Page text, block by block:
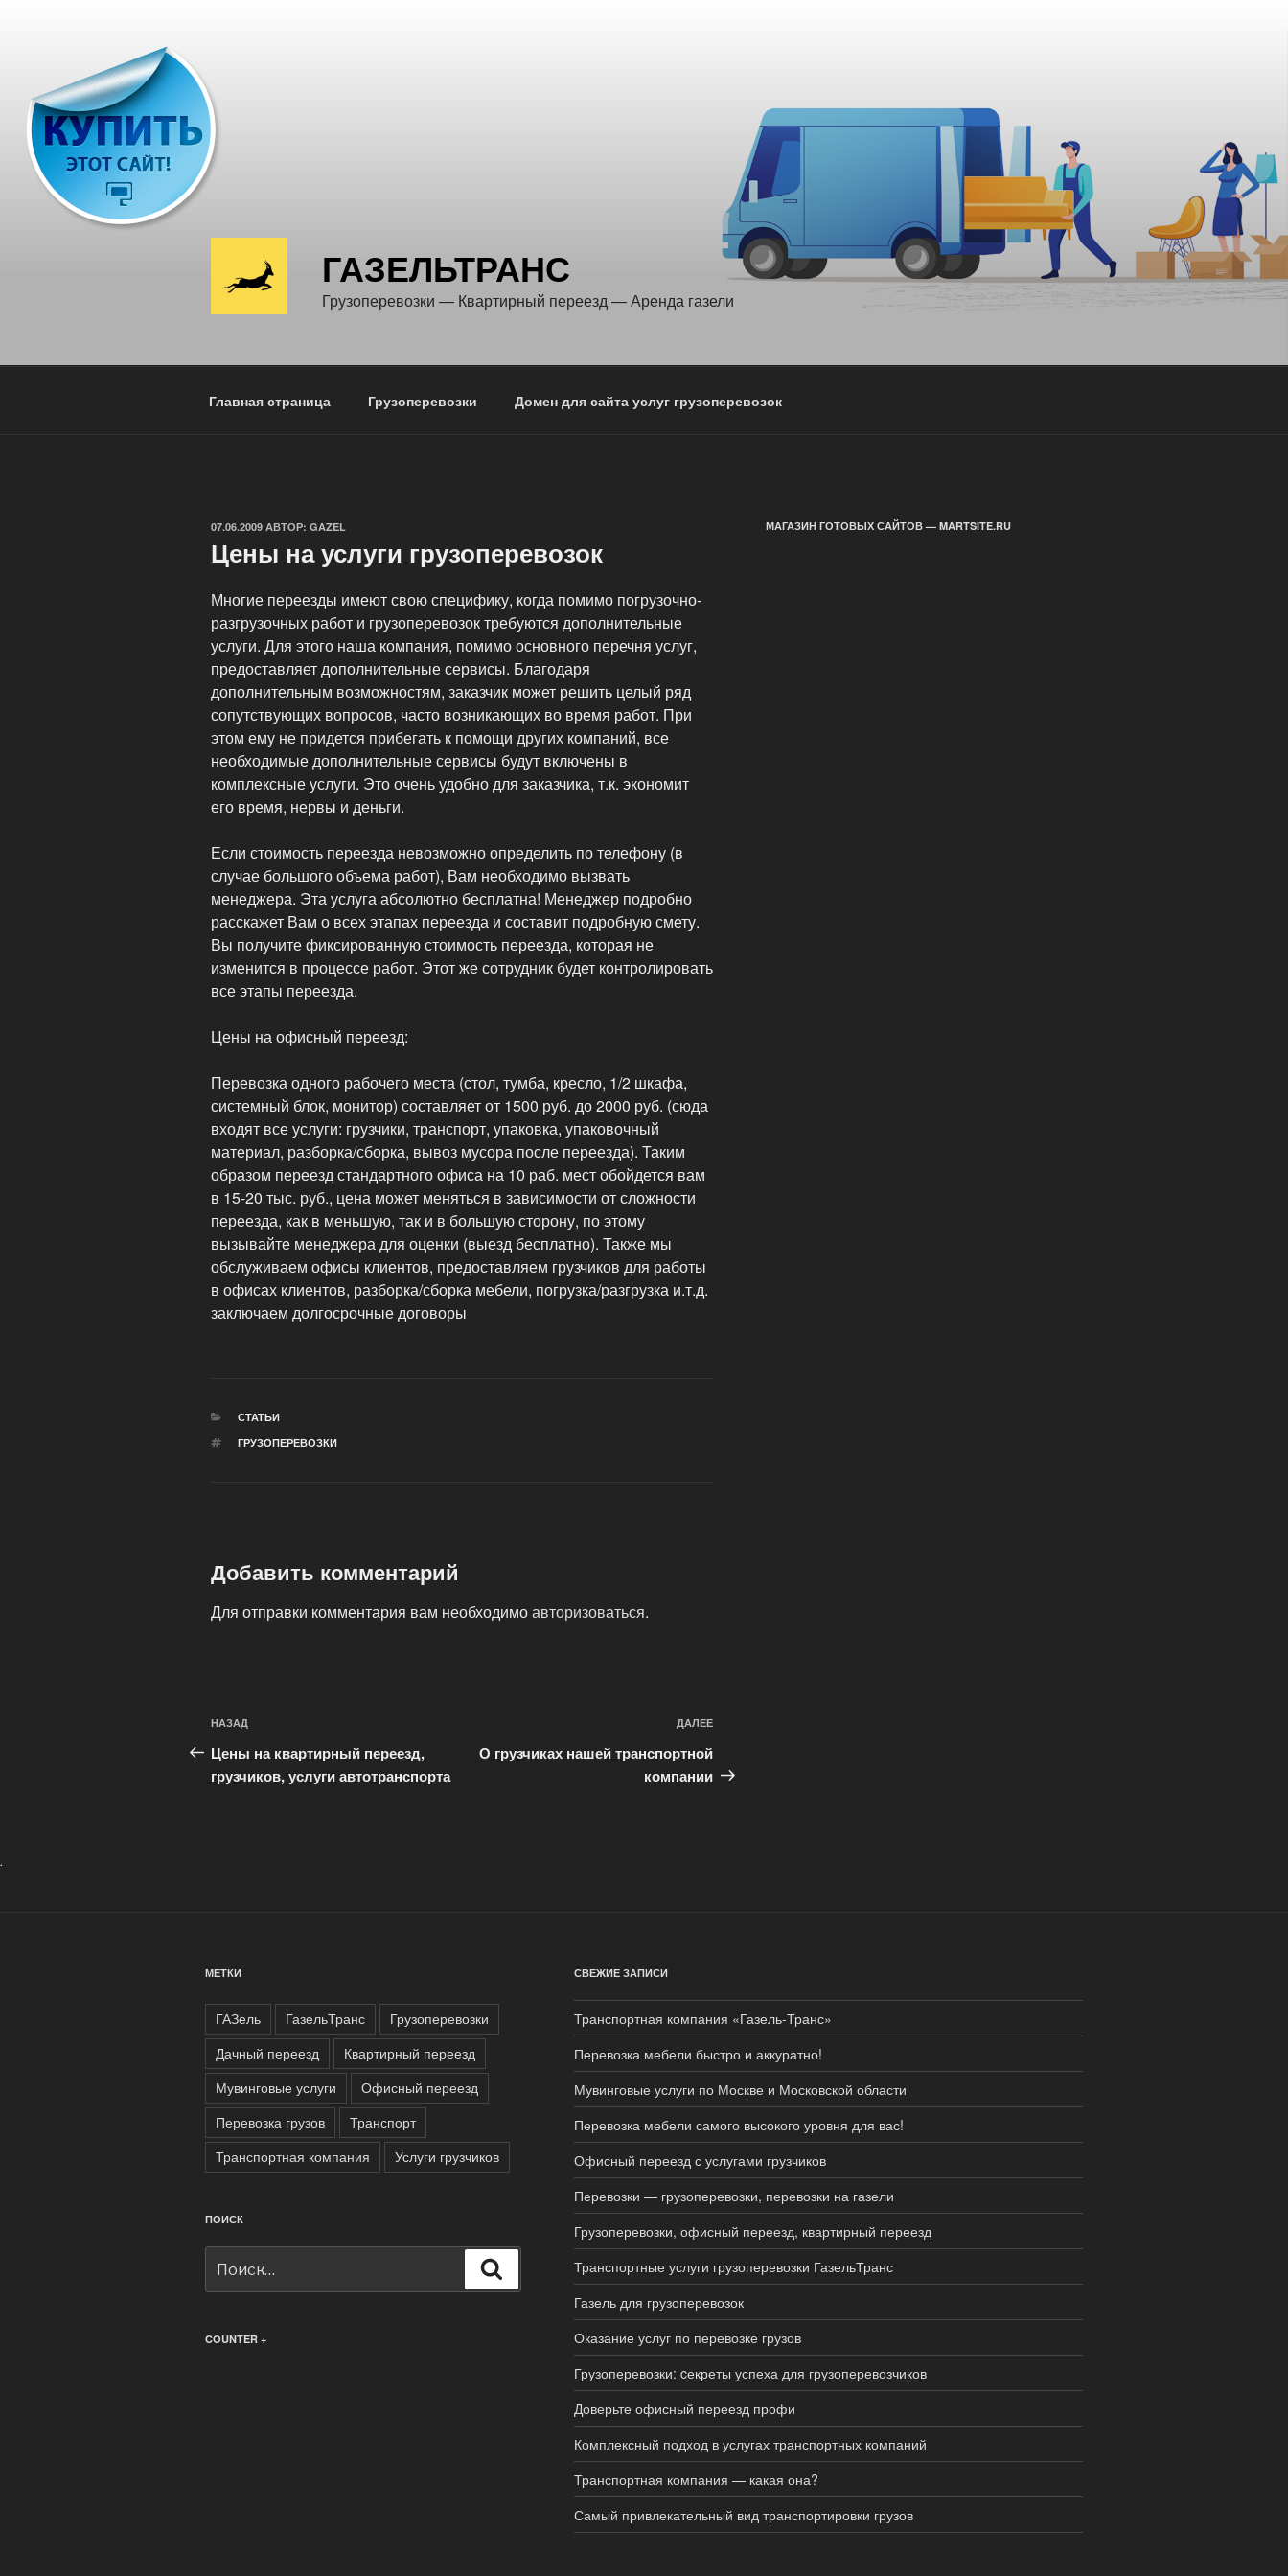
ГАЗЕЛЬТРАНС
Грузоперевозки — Квартирный переезд — Аренда газели
Главная страница Грузоперевозки Домен для сайта услуг грузоперевозок
ОПУБЛИКОВАНО
07.06.2009 АВТОР: GAZEL
Цены на услуги грузоперевозок
Многие переезды имеют свою специфику, когда помимо погрузочно-
разгрузочных работ и грузоперевозок требуются дополнительные
услуги. Для этого наша компания, помимо основного перечня услуг,
предоставляет дополнительные сервисы. Благодаря
дополнительным возможностям, заказчик может решить целый ряд
сопутствующих вопросов, часто возникающих во время работ. При
этом ему не придется прибегать к помощи других компаний, все
необходимые дополнительные сервисы будут включены в
комплексные услуги. Это очень удобно для заказчика, т.к. экономит
его время, нервы и деньги.
Если стоимость переезда невозможно определить по телефону (в
случае большого объема работ), Вам необходимо вызвать
менеджера. Эта услуга абсолютно бесплатна! Менеджер подробно
расскажет Вам о всех этапах переезда и составит подробную смету.
Вы получите фиксированную стоимость переезда, которая не
изменится в процессе работ. Этот же сотрудник будет контролировать
все этапы переезда.
Цены на офисный переезд:
Перевозка одного рабочего места (стол, тумба, кресло, 1/2 шкафа,
системный блок, монитор) составляет от 1500 руб. до 2000 руб. (сюда
входят все услуги: грузчики, транспорт, упаковка, упаковочный
материал, разборка/сборка, вывоз мусора после переезда). Таким
образом переезд стандартного офиса на 10 раб. мест обойдется вам
в 15-20 тыс. руб., цена может меняться в зависимости от сложности
переезда, как в меньшую, так и в большую сторону, по этому
вызывайте менеджера для оценки (выезд бесплатно). Также мы
обслуживаем офисы клиентов, предоставляем грузчиков для работы
в офисах клиентов, разборка/сборка мебели, погрузка/разгрузка и.т.д.
заключаем долгосрочные договоры
РУБРИКИ
СТАТЬИ
МЕТКИ
ГРУЗОПЕРЕВОЗКИ
Добавить комментарий
Для отправки комментария вам необходимоавторизоваться.
Навигация
по
записям
Предыдущая
запись:
НАЗАД
Цены на квартирный переезд,
грузчиков, услуги автотранспорта
ДАЛЕЕ
О грузчиках нашей транспортной
компании
МАГАЗИН ГОТОВЫХ САЙТОВ — MARTSITE.RU
.
МЕТКИ
ГАЗель ГазельТранс
Грузоперевозки
Дачный переезд
Квартирный переезд
Мувинговые услуги
Офисный переезд
Перевозка грузов
Транспорт
Транспортная компания
Услуги грузчиков
ПОИСК
COUNTER +
СВЕЖИЕ ЗАПИСИ
Транспортная компания «Газель-Транс»
Перевозка мебели быстро и аккуратно!
Мувинговые услуги по Москве и Московской области
Перевозка мебели самого высокого уровня для вас!
Офисный переезд с услугами грузчиков
Перевозки — грузоперевозки, перевозки на газели
Грузоперевозки, офисный переезд, квартирный переезд
Транспортные услуги грузоперевозки ГазельТранс
Газель для грузоперевозок
Оказание услуг по перевозке грузов
Грузоперевозки: cекреты успеха для грузоперевозчиков
Доверьте офисный переезд профи
Комплексный подход в услугах транспортных компаний
Транспортная компания — какая она?
Самый привлекательный вид транспортировки грузов